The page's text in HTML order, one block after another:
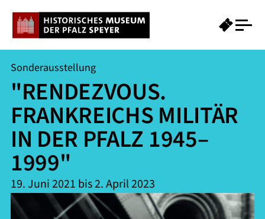
Sonderausstellung
"RENDEZVOUS.
FRANKREICHS MILITÄR
IN DER PFALZ 1945–
1999"
19. Juni 2021 bis 2. April 2023